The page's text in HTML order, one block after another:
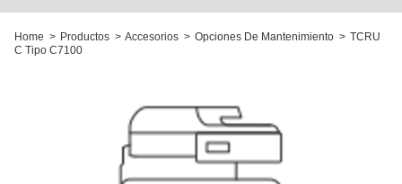
Home > Productos > Accesorios > Opciones De Mantenimiento > TCRU
C Tipo C7100